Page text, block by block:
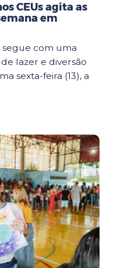
CEUs agita as
em
com uma
lazer e diversão
sexta-feira (13), a